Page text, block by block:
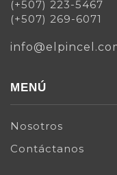
(+507) 223-5467
(+507) 269-6071
MENÚ
Nosotros
Contáctanos